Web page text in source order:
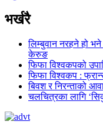
भर्खरै
लिम्बुवान नरहने हो
केरुङ
फिफा विश्वकपको
फिफा विश्वकप :
बिवश र निरन्ताको
चलचित्रका लागि